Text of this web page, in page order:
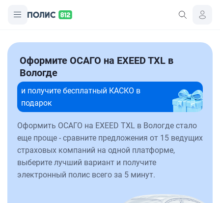
Оформите ОСАГО на EXEED TXL в
Вологде
и получите бесплатный КАСКО в
подарок
Оформить ОСАГО на EXEED TXL в Вологде стало
еще проще - сравните предложения от 15 ведущих
страховых компаний на одной платформе,
выберите лучший вариант и получите
электронный полис всего за 5 минут.